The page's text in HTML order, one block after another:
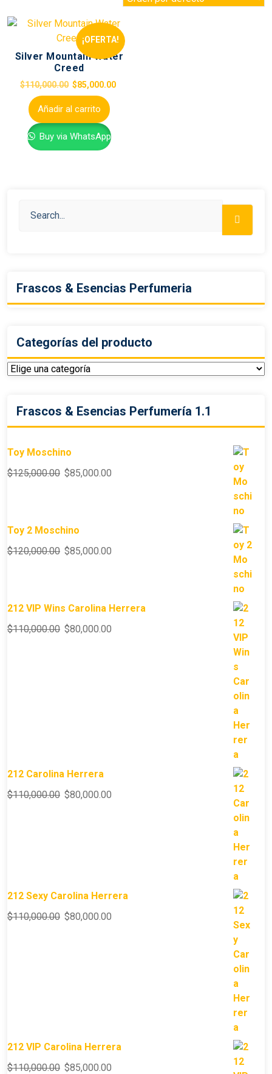
¡OFERTA!
Silver Mountain Water
Creed
$110,000.00 $85,000.00
Añadir al carrito
Buy via WhatsApp
Frascos & Esencias Perfumeria
Categorías del producto
Frascos & Esencias Perfumería 1.1
Toy Moschino
$125,000.00 $85,000.00
Toy 2 Moschino
$120,000.00 $85,000.00
212 VIP Wins Carolina Herrera
$110,000.00 $80,000.00
212 Carolina Herrera
$110,000.00 $80,000.00
212 Sexy Carolina Herrera
$110,000.00 $80,000.00
212 VIP Carolina Herrera
$110,000.00 $85,000.00